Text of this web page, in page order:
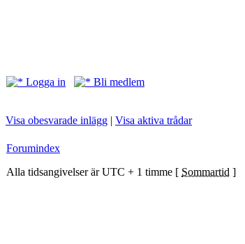
Logga in
Bli medlem
Visa obesvarade inlägg | Visa aktiva trådar
Forumindex
Alla tidsangivelser är UTC + 1 timme [ Sommartid ]